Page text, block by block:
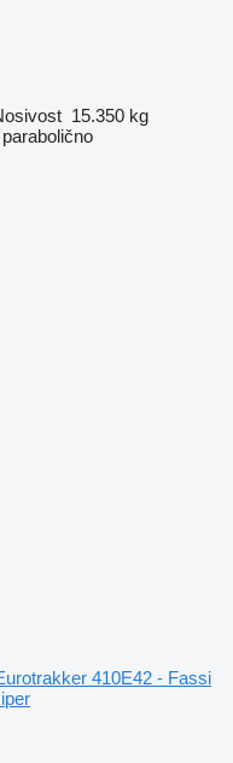
15.350 kg
parabolično
410E42 - Fassi